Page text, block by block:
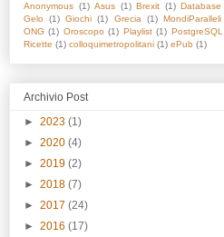
Anonymous (1) Asus (1) Brexit (1) Database
Gelo
(1) Giochi (1) Grecia (1) MondiParalleli
ONG (1) Oroscopo (1) Playlist (1) PostgreSQL
Ricette (1) colloquimetropolitani (1) ePub (1)
Archivio Post
► 2023 (1)
► 2020 (4)
► 2019 (2)
► 2018 (7)
► 2017 (24)
► 2016 (17)